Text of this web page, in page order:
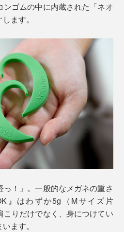
ゴムの中に内蔵された「ネオ
ます。
！」。一般的なメガネの重さ
』はわずか5g（Mサイズ片
りだけでなく、身につけてい
ます。